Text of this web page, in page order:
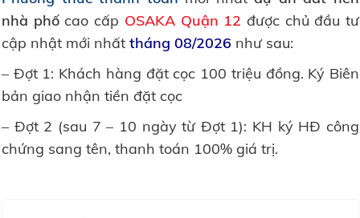
nhà phốcao cấp OSAKAQuận 12 được chủ đầu tư
cập nhật mới nhất tháng 08/2026 như sau:
– Đợt 1: Khách hàng đặt cọc 100 triệu đồng. Ký Biên
bản giao nhận tiền đặt cọc
– Đợt 2 (sau 7 – 10 ngày từ Đợt 1): KH ký HĐ công
chứng sang tên, thanh toán 100% giá trị.